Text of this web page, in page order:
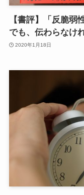
【書評】「反脆弱
でも、伝わらなけ
2020年1月18日